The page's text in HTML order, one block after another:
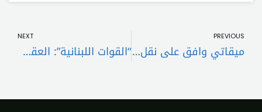
PREVIOUS
ميقاتي وافق على نقل اعتماد لتمويل ترحيل مواد كيميائية خطرة من منشآت نفط طرابلس والزهراني
NEXT
“القوات اللبنانية”: العقدة الحكومية كانت و ما زالت على الضفة الممانعة